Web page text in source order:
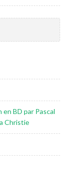
BD par Pascal
Christie